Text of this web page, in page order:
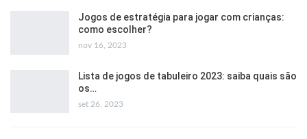
Jogos de estratégia para jogar com crianças:
como escolher?
nov 16, 2023
Lista de jogos de tabuleiro 2023: saiba quais são
os…
set 26, 2023